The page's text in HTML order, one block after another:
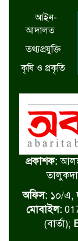
আইন-
আদালত
তথ্যপ্রযুক্তি
কৃষি ও প্রকৃতি
প্রকাশক:
অফিস: ১০/এ,
মোবাইল:
(বার্তা);